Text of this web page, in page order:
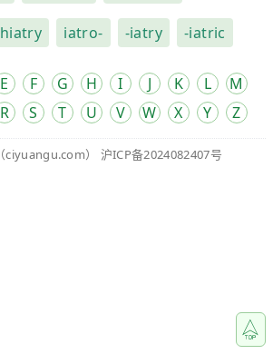
iatro- -iatry -iatric
E F G H I J K L
M
R S T U V W X Y Z
（ciyuangu.com） 沪ICP备2024082407号